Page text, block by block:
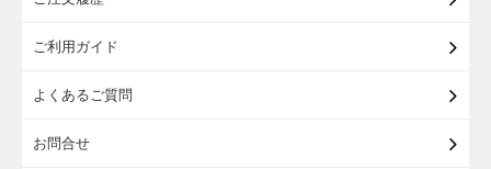
ご利用ガイド
よくあるご質問
お問合せ